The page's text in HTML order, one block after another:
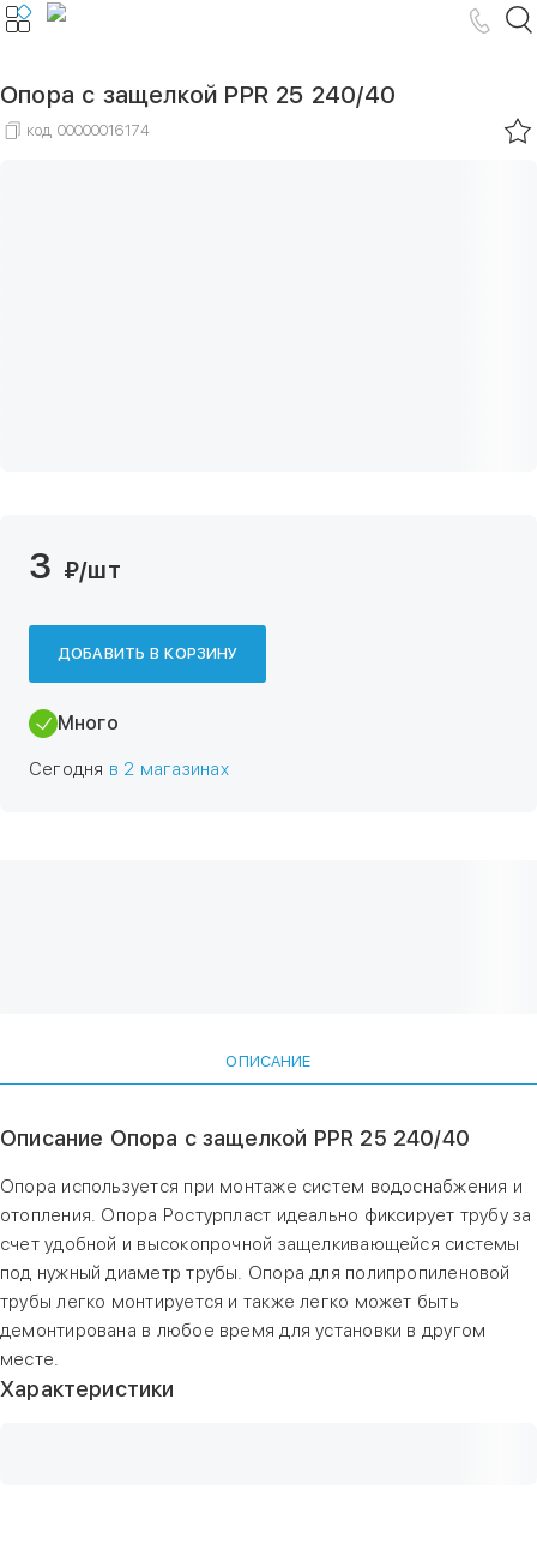
Опора с защелкой PPR 25 240/40
код 00000016174
3 ₽/шт
ДОБАВИТЬ В КОРЗИНУ
Много
Сегодня в 2 магазинах
ОПИСАНИЕ
Описание Опора с защелкой PPR 25 240/40
Опора используется при монтаже систем водоснабжения и
отопления. Опора Ростурпласт идеально фиксирует трубу за
счет удобной и высокопрочной защелкивающейся системы
под нужный диаметр трубы. Опора для полипропиленовой
трубы легко монтируется и также легко может быть
демонтирована в любое время для установки в другом
месте.
Характеристики